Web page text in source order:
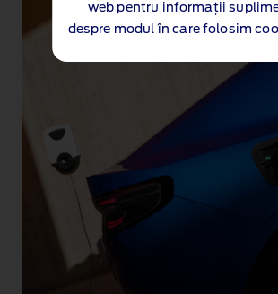
web pentru informații
despre modul în care folosim